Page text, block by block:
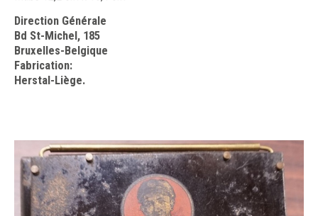
Direction Générale
Bd St-Michel, 185
Bruxelles-Belgique
Fabrication:
Herstal-Liège.